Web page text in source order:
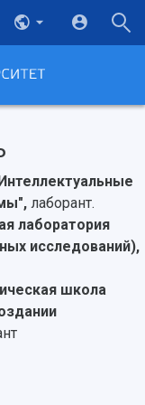
лаборант.
лаборатория
исследований),
школа